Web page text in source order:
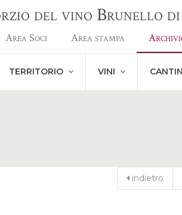
del vino Brunello
Area Soci Area stampa
TERRITORIO VINI
indietro